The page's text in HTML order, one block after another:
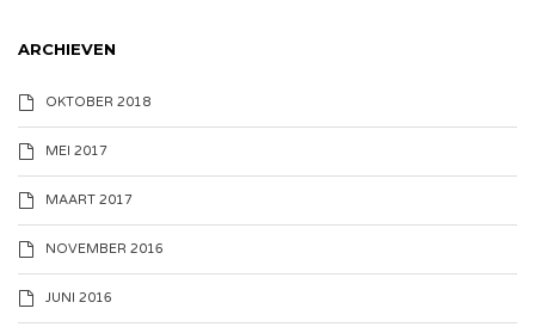
ARCHIEVEN
OKTOBER 2018
MEI 2017
MAART 2017
NOVEMBER 2016
JUNI 2016